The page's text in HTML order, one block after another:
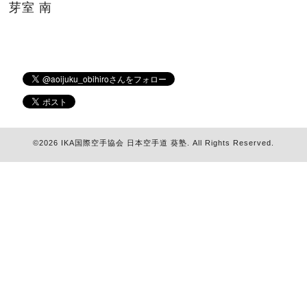
芽室 南
©2026 IKA国際空手協会 日本空手道 葵塾 . All Rights Reserved.